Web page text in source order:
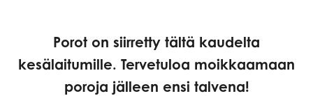
Porot on siirretty tältä kaudelta
kesälaitumille. Tervetuloa moikkaamaan
poroja jälleen ensi talvena!